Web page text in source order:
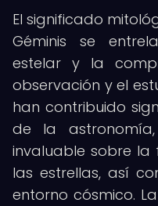
El significado
Géminis se
estelar y la
observación y el
han contribuido
de la
invaluable sobre la
las estrellas, así
entorno cósmico.